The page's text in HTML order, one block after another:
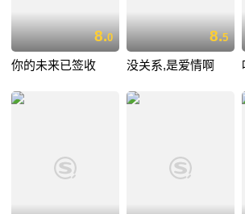
8.0
你的未来已签收
8.5
没关系,是爱情啊